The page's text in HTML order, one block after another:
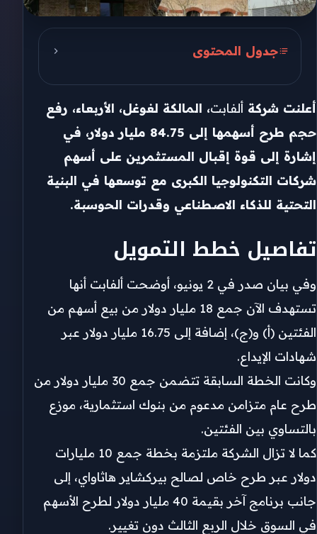
جدول المحتوى
توسع في الإنفاق على الذكاء
الاصطناعي
أعلنت شركة ألفابت، المالكة لغوغل، الأربعاء، رفع
حجم طرح أسهمها إلى 84.75 مليار دولار، في
إشارة إلى قوة إقبال المستثمرين على أسهم
شركات التكنولوجيا الكبرى مع توسعها في البنية
التحتية للذكاء الاصطناعي وقدرات الحوسبة.
تفاصيل خطط التمويل
وفي بيان صدر في 2 يونيو، أوضحت ألفابت أنها
تستهدف الآن جمع 18 مليار دولار من بيع أسهم من
الفئتين (أ) و(ج)، إضافة إلى 16.75 مليار دولار عبر
شهادات الإيداع.
وكانت الخطة السابقة تتضمن جمع 30 مليار دولار من
طرح عام متزامن مدعوم من بنوك استثمارية، موزع
بالتساوي بين الفئتين.
كما لا تزال الشركة ملتزمة بخطة جمع 10 مليارات
دولار عبر طرح خاص لصالح بيركشاير هاثاواي، إلى
جانب برنامج آخر بقيمة 40 مليار دولار لطرح الأسهم
في السوق خلال الربع الثالث دون تغيير.